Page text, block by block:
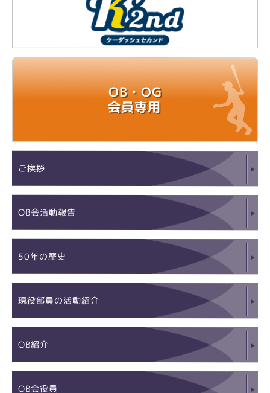
OB・OG
会員専用
ご挨拶
OB会活動報告
50年の歴史
現役部員の活動紹介
OB紹介
OB会役員